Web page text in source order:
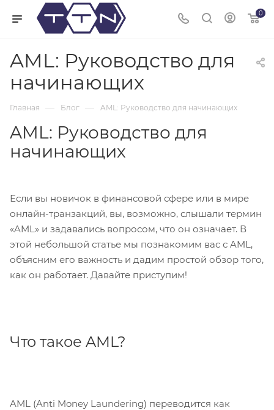
0
AML: Руководство для
начинающих
Главная — Блог — AML: Руководство для начинающих
AML: Руководство для
начинающих
Если вы новичок в финансовой сфере или в мире
онлайн-транзакций, вы, возможно, слышали термин
«AML» и задавались вопросом, что он означает. В
этой небольшой статье мы познакомим вас с AML,
объясним его важность и дадим простой обзор того,
как он работает. Давайте приступим!
Что такое AML?
AML (Anti Money Laundering) переводится как